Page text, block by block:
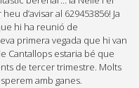
d’avisar al 629453856! Ja
hi ha reunió de
primera vegada que hi van
Cantallops estaria bé que
de tercer trimestre. Molts
amb ganes.